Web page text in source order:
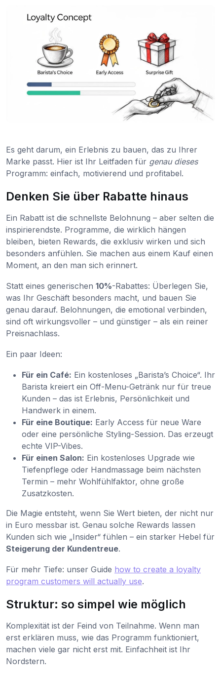
Es geht darum, ein Erlebnis zu bauen, das zu Ihrer
Marke passt. Hier ist Ihr Leitfaden für genau dieses
Programm: einfach, motivierend und profitabel.
Denken Sie über Rabatte hinaus
Ein Rabatt ist die schnellste Belohnung – aber selten die
inspirierendste. Programme, die wirklich hängen
bleiben, bieten Rewards, die exklusiv wirken und sich
besonders anfühlen. Sie machen aus einem Kauf einen
Moment, an den man sich erinnert.
Statt eines generischen 10%-Rabattes: Überlegen Sie,
was Ihr Geschäft besonders macht, und bauen Sie
genau darauf. Belohnungen, die emotional verbinden,
sind oft wirkungsvoller – und günstiger – als ein reiner
Preisnachlass.
Ein paar Ideen:
Für ein Café: Ein kostenloses „Barista’s Choice“. Ihr
Barista kreiert ein Off-Menu-Getränk nur für treue
Kunden – das ist Erlebnis, Persönlichkeit und
Handwerk in einem.
Für eine Boutique: Early Access für neue Ware
oder eine persönliche Styling-Session. Das erzeugt
echte VIP-Vibes.
Für einen Salon: Ein kostenloses Upgrade wie
Tiefenpflege oder Handmassage beim nächsten
Termin – mehr Wohlfühlfaktor, ohne große
Zusatzkosten.
Die Magie entsteht, wenn Sie Wert bieten, der nicht nur
in Euro messbar ist. Genau solche Rewards lassen
Kunden sich wie „Insider“ fühlen – ein starker Hebel für
Steigerung der Kundentreue.
Für mehr Tiefe: unser Guide how to create a loyalty
program customers will actually use.
Struktur: so simpel wie möglich
Komplexität ist der Feind von Teilnahme. Wenn man
erst erklären muss, wie das Programm funktioniert,
machen viele gar nicht erst mit. Einfachheit ist Ihr
Nordstern.